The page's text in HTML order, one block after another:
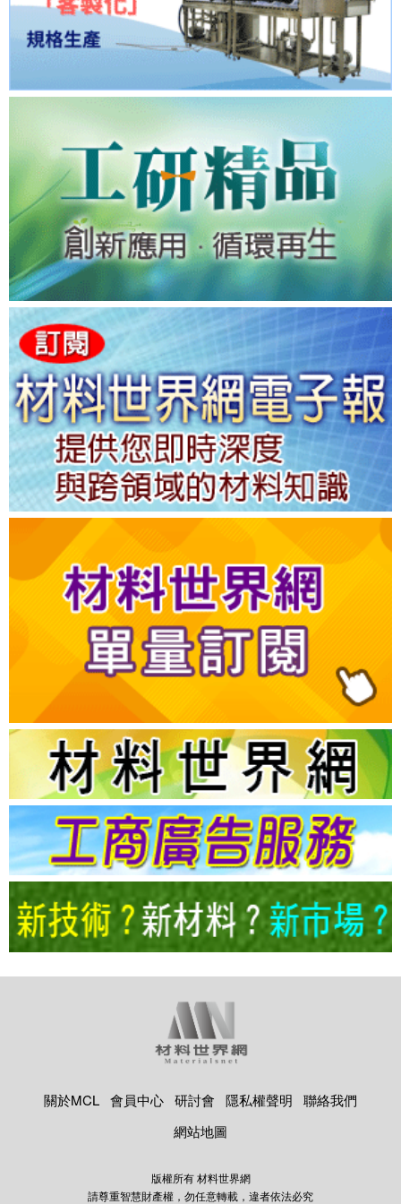
關於MCL 會員中心 研討會 隱私權聲明
聯絡我們
網站地圖
版權所有 材料世界網
請尊重智慧財產權，勿任意轉載，違者依法必究